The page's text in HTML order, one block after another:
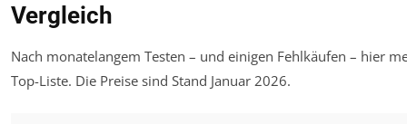
Vergleich
Nach monatelangem Testen – und einigen Fehlkäufen – hier
Top-Liste. Die Preise sind Stand Januar 2026.